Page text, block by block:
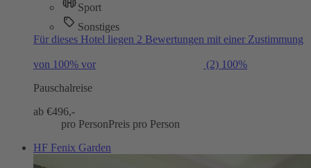
Sport
Sonstiges
Für dieses Hotel liegen 2 Bewertungen mit einer Zustimmung
von 100% vor (2) 100%
Pauschalreise
ab €496,-
pro PersonPreis pro Person
HF Fenix Garden